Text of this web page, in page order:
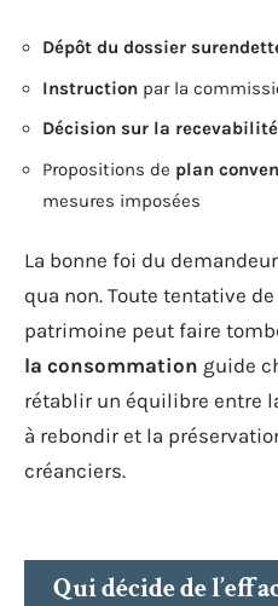
Dépôt du dossier
Instruction par la
Décision sur la recevabilité
Propositions de plan
mesures imposées
La bonne foi du
qua non. Toute tentative
patrimoine peut faire
la consommation guide
rétablir un équilibre entre
à rebondir et la
créanciers.
Qui décide de